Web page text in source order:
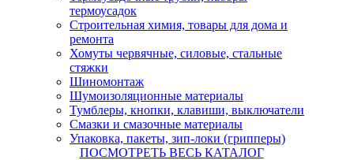
термоусадок
Строительная химия, товары для дома и
ремонта
Хомуты червячные, силовые, стальные
стяжки
Шиномонтаж
Шумоизоляционные материалы
Тумблеры, кнопки, клавиши, выключатели
Смазки и смазочные материалы
Упаковка, пакеты, зип-локи (грипперы)
ПОСМОТРЕТЬ ВЕСЬ КАТАЛОГ